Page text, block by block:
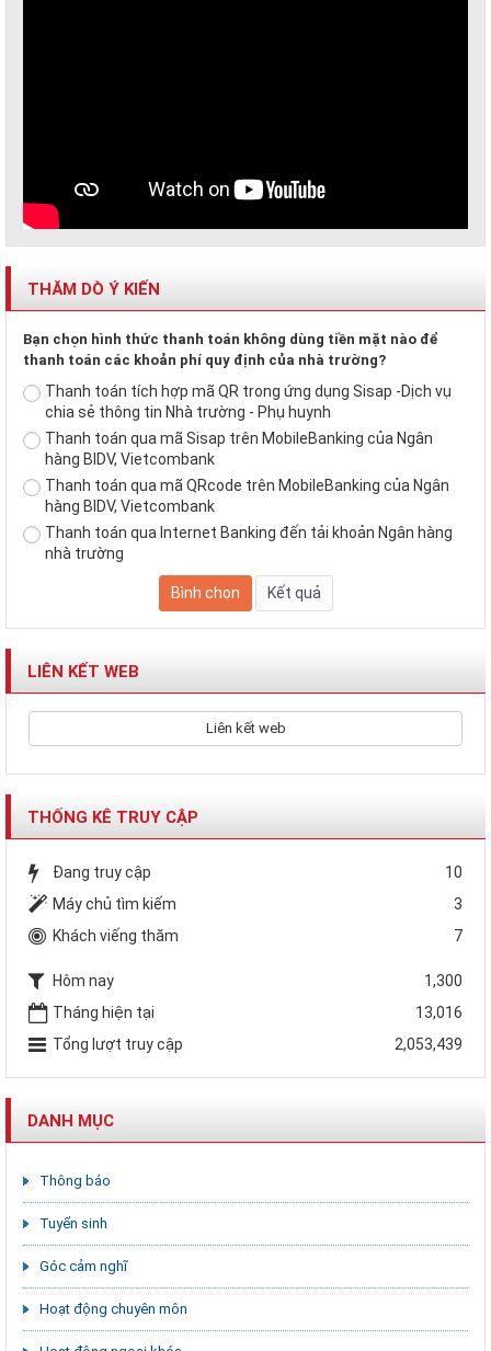
THĂM DÒ Ý KIẾN
Bạn chọn hình thức thanh toán không dùng tiền mặt nào để
thanh toán các khoản phí quy định của nhà trường?
Thanh toán tích hợp mã QR trong ứng dụng Sisap -Dịch vụ
chia sẻ thông tin Nhà trường - Phụ huynh
Thanh toán qua mã Sisap trên MobileBanking của Ngân
hàng BIDV, Vietcombank
Thanh toán qua mã QRcode trên MobileBanking của Ngân
hàng BIDV, Vietcombank
Thanh toán qua Internet Banking đến tải khoản Ngân hàng
nhà trường
LIÊN KẾT WEB
Liên kết web
THỐNG KÊ TRUY CẬP
Đang truy cập
10
Máy chủ tìm kiếm
3
Khách viếng thăm
7
Hôm nay
1,300
Tháng hiện tại
13,016
Tổng lượt truy cập
2,053,439
DANH MỤC
Thông báo
Tuyển sinh
Góc cảm nghĩ
Hoạt động chuyên môn